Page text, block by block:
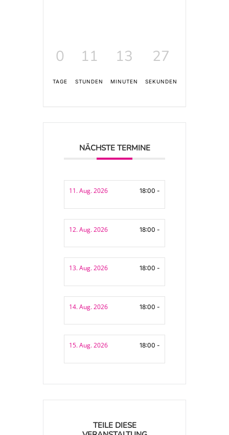
0
TAGE
11
STUNDEN
13
MINUTEN
27
SEKUNDEN
NÄCHSTE TERMINE
11. Aug. 2026 18:00 -
12. Aug. 2026 18:00 -
13. Aug. 2026 18:00 -
14. Aug. 2026 18:00 -
15. Aug. 2026 18:00 -
TEILE DIESE